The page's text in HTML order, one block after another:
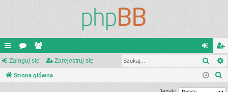
ię
ce
or
a
ży
tk
al
og
ar
ej
Zaloguj się Zarejestruj się
Strona główna